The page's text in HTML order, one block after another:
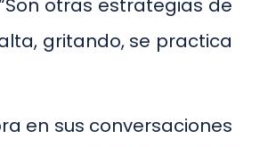
otras estrategias de
gritando, se practica
en sus conversaciones